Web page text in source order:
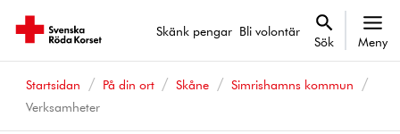
Skänk pengar Bli volontär
Sök Meny
Startsidan På din ort Skåne
Simrishamns kommun
Verksamheter